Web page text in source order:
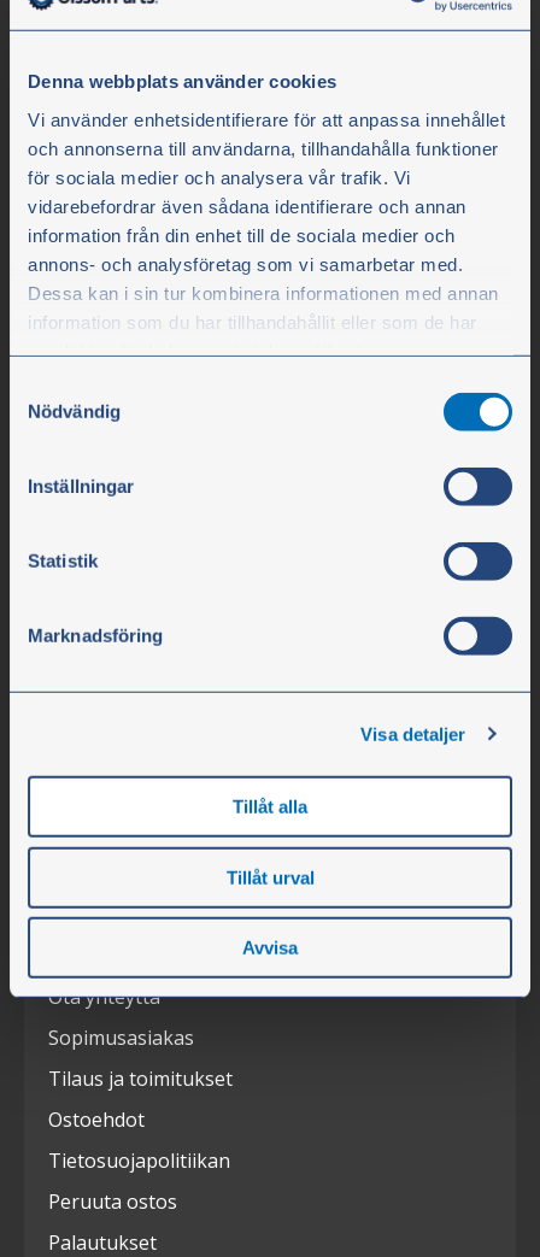
Denna webbplats använder cookies
Vi använder enhetsidentifierare för att anpassa innehållet
och annonserna till användarna, tillhandahålla funktioner
för sociala medier och analysera vår trafik. Vi
vidarebefordrar även sådana identifierare och annan
information från din enhet till de sociala medier och
annons- och analysföretag som vi samarbetar med.
Dessa kan i sin tur kombinera informationen med annan
information som du har tillhandahållit eller som de har
Du kan när som helst ändra ditt val. För att återkalla ditt
samtycke klickar du på ”Cookie-ikonen” längst ned till
Nödvändig
Inställningar
Statistik
Marknadsföring
Visa detaljer
Tillåt alla
Tillåt urval
Avvisa
Olssons i Ellös
Olssons i Ellös AB
info@olssonparts.com
Yritys
Uutiset
Ota yhteyttä
Sopimusasiakas
Tilaus ja toimitukset
Ostoehdot
Tietosuojapolitiikan
Peruuta ostos
Palautukset